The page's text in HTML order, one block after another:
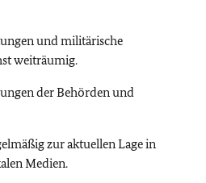
und militärische
weiträumig.
der Behörden und
zur aktuellen Lage in
Medien.